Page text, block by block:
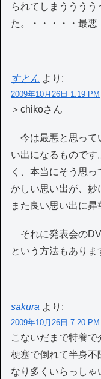
られてしまううう
た。・・・・・最悪
すとん より:
2009年10月26日 1:19 PM
＞chikoさん
今は最悪と思って
い出になるもので
く、本当にそう思
かしい思い出が、妙
また良い思い出に昇
それに発表会の
という方法もありま
sakura より:
2009年10月26日 7:20 PM
こないだまで特養
梗塞で倒れて半身
なり多くいらっしゃ